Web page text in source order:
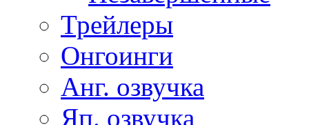
Трейлеры
Онгоинги
Анг. озвучка
Яп. озвучка